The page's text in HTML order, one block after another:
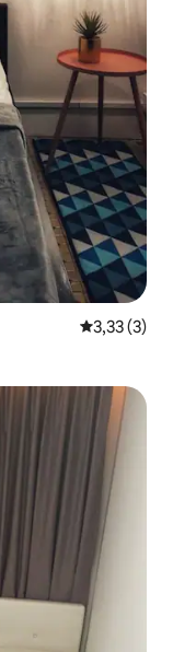
Keskmine
3,33 (3)